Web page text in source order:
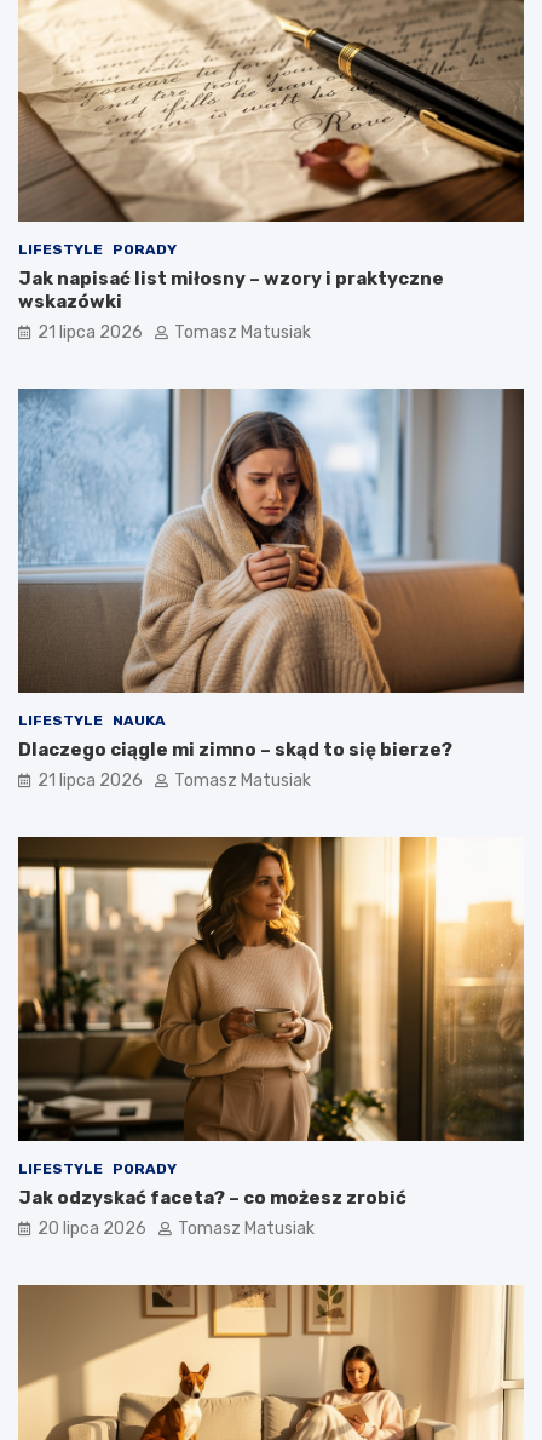
LIFESTYLE PORADY
Jak napisać list miłosny – wzory i praktyczne
wskazówki
21 lipca 2026 Tomasz Matusiak
LIFESTYLE NAUKA
Dlaczego ciągle mi zimno – skąd to się bierze?
21 lipca 2026 Tomasz Matusiak
LIFESTYLE PORADY
Jak odzyskać faceta? – co możesz zrobić
20 lipca 2026 Tomasz Matusiak